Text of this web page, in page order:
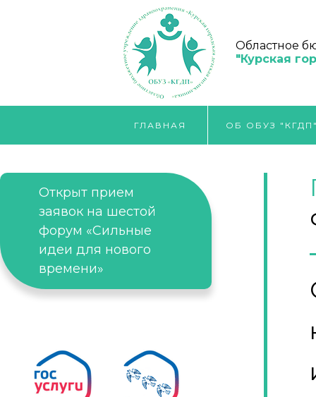
Областное
"Курская
ГЛАВНАЯ ОБ ОБУЗ
Открыт прием
заявок на шестой
форум «Сильные
идеи для нового
времени»